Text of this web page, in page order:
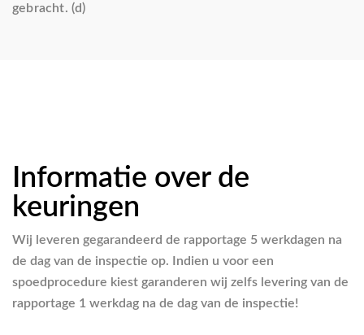
gebracht. (d)
Informatie over de
keuringen
Wij leveren gegarandeerd de rapportage 5 werkdagen na
de dag van de inspectie op. Indien u voor een
spoedprocedure kiest garanderen wij zelfs levering van de
rapportage 1 werkdag na de dag van de inspectie!